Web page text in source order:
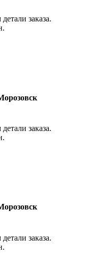
заказа.
заказа.
заказа.